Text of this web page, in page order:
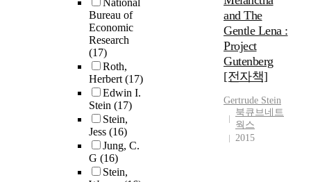
National
Bureau of
Economic
Research
(17)
Roth,
Herbert(17)
Edwin I.
Stein (17)
Stein,
Jess (16)
Jung, C.
G (16)
Stein,
and The
Gentle Lena :
Project
Gutenberg
[전자책]
Gertrude Stein
북큐브네트
웍스
2015